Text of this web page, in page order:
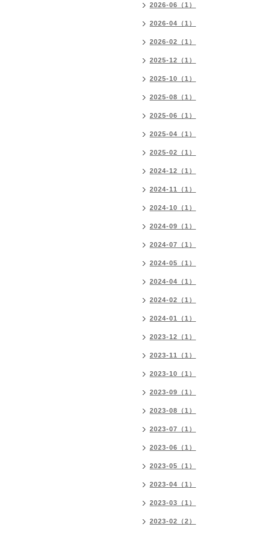
2026-06（1）
2026-04（1）
2026-02（1）
2025-12（1）
2025-10（1）
2025-08（1）
2025-06（1）
2025-04（1）
2025-02（1）
2024-12（1）
2024-11（1）
2024-10（1）
2024-09（1）
2024-07（1）
2024-05（1）
2024-04（1）
2024-02（1）
2024-01（1）
2023-12（1）
2023-11（1）
2023-10（1）
2023-09（1）
2023-08（1）
2023-07（1）
2023-06（1）
2023-05（1）
2023-04（1）
2023-03（1）
2023-02（2）